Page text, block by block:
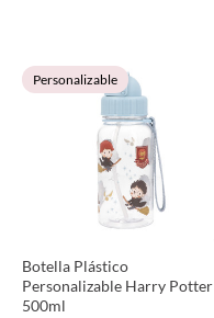
VER PRODUCTO
Personalizable
Botella Plástico
Personalizable Harry Potter
500ml